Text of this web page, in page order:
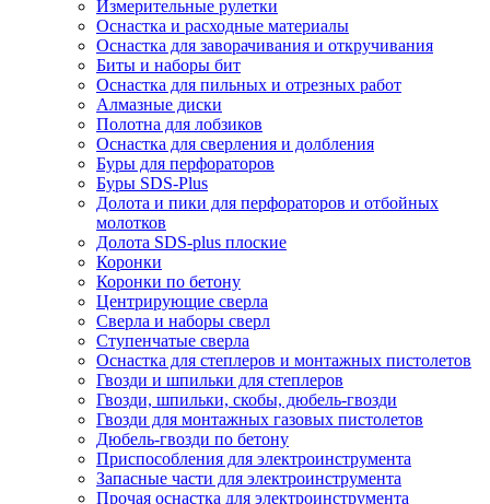
Измерительные рулетки
Оснастка и расходные материалы
Оснастка для заворачивания и откручивания
Биты и наборы бит
Оснастка для пильных и отрезных работ
Алмазные диски
Полотна для лобзиков
Оснастка для сверления и долбления
Буры для перфораторов
Буры SDS-Plus
Долота и пики для перфораторов и отбойных
молотков
Долота SDS-plus плоские
Коронки
Коронки по бетону
Центрирующие сверла
Сверла и наборы сверл
Ступенчатые сверла
Оснастка для степлеров и монтажных пистолетов
Гвозди и шпильки для степлеров
Гвозди, шпильки, скобы, дюбель-гвозди
Гвозди для монтажных газовых пистолетов
Дюбель-гвозди по бетону
Приспособления для электроинструмента
Запасные части для электроинструмента
Прочая оснастка для электроинструмента